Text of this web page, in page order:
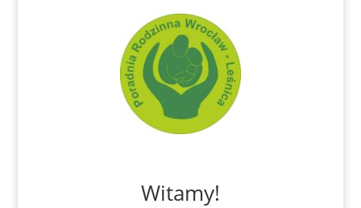
Witamy!